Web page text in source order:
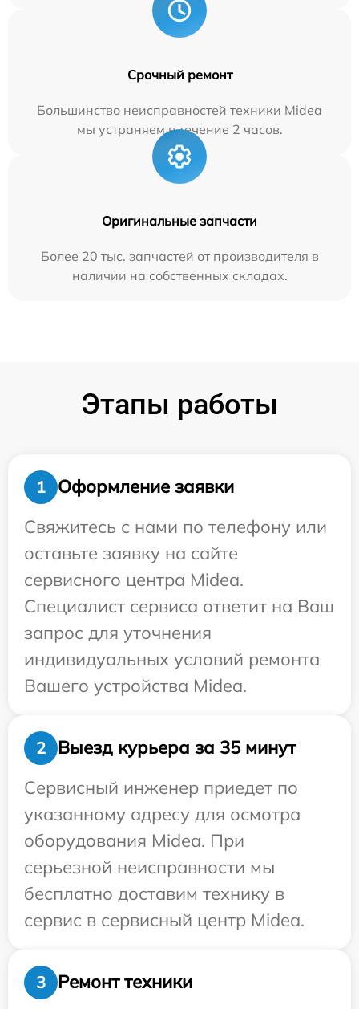
Срочный ремонт
Большинство неисправностей техники Midea
мы устраняем в течение 2 часов.
Оригинальные запчасти
Более 20 тыс. запчастей от производителя в
наличии на собственных складах.
Этапы работы
1
Оформление заявки
Свяжитесь с нами по телефону или
оставьте заявку на сайте
сервисного центра Midea.
Специалист сервиса ответит на Ваш
запрос для уточнения
индивидуальных условий ремонта
Вашего устройства Midea.
2
Выезд курьера за 35 минут
Сервисный инженер приедет по
указанному адресу для осмотра
оборудования Midea. При
серьезной неисправности мы
бесплатно доставим технику в
сервис в сервисный центр Midea.
3 Ремонт техники